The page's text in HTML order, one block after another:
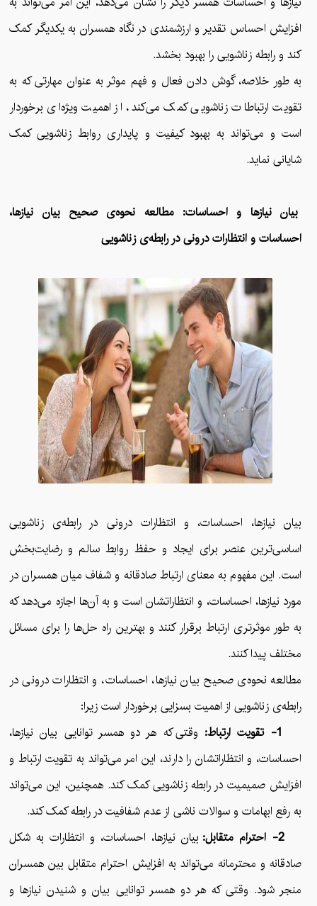
افزایش احساس تقدیر و ارزشمندی در نگاه همسران به یکدیگر کمک
کند و رابطه زناشویی را بهبود بخشد.
به طور خلاصه، گوش دادن فعال و فهم موثر به عنوان مهارتی که به
تقویت ارتباطات زناشویی کمک می‌کند، از اهمیت ویژه‌ای برخوردار
است و می‌تواند به بهبود کیفیت و پایداری روابط زناشویی کمک
شایانی نماید.
بیان نیازها و احساسات: مطالعه نحوه‌ی صحیح بیان نیازها،
احساسات و انتظارات درونی در رابطه‌ی زناشویی
بیان نیازها، احساسات، و انتظارات درونی در رابطه‌ی زناشویی
اساسی‌ترین عنصر برای ایجاد و حفظ روابط سالم و رضایت‌بخش
است. این مفهوم به معنای ارتباط صادقانه و شفاف میان همسران در
مورد نیازها، احساسات، و انتظاراتشان است و به آن‌ها اجازه می‌دهد که
به طور موثر‌تری ارتباط برقرار کنند و بهترین راه حل‌ها را برای مسائل
مختلف پیدا کنند.
مطالعه نحوه‌ی صحیح بیان نیازها، احساسات، و انتظارات درونی در
رابطه‌ی زناشویی از اهمیت بسزایی برخوردار است زیرا:
1- تقویت ارتباط:
وقتی که هر دو همسر توانایی بیان نیازها،
احساسات، و انتظاراتشان را دارند، این امر می‌تواند به تقویت ارتباط و
افزایش صمیمیت در رابطه زناشویی کمک کند. همچنین، این می‌تواند
به رفع ابهامات و سوالات ناشی از عدم شفافیت در رابطه کمک کند.
2- احترام متقابل:
بیان نیازها، احساسات، و انتظارات به شکل
صادقانه و محترمانه می‌تواند به افزایش احترام متقابل بین همسران
منجر شود. وقتی که هر دو همسر توانایی بیان و شنیدن نیازها و